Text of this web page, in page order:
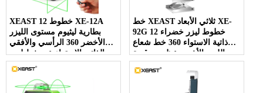
XEAST 12 خطوط XE-12A
بطارية ليثيوم مستوى الليزر
الأخضر 360 الرأسي والأفقي
الذاتي الإستواء عبر خط ليزر
خط XEAST ثلاثي الأبعاد XE-
92G 12 خطوط ليزر خضراء
ذاتية الاستواء 360 خط شعاع
الليزر الأخضر عظمى وقوية